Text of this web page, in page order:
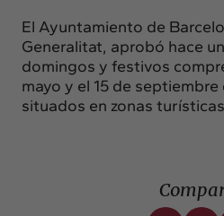
El Ayuntamiento de
Generalitat, aprobó hace
domingos y festivos
mayo y el 15 de
situados en zonas